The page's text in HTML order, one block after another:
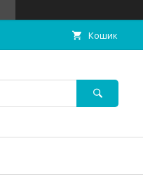
Кошик